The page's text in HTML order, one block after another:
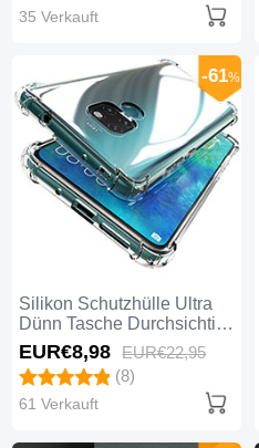
35 Verkauft
Silikon Schutzhülle Ultra
Dünn Tasche Durchsichtig
Transparent K04 für
Huawei Mate 20 Klar
-61%
EUR€8,98 EUR€22,95
(8)
61 Verkauft